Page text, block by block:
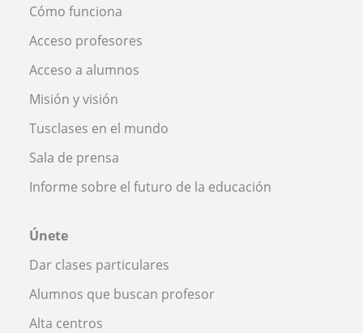
Cómo funciona
Acceso profesores
Acceso a alumnos
Misión y visión
Tusclases en el mundo
Sala de prensa
Informe sobre el futuro de la educación
Únete
Dar clases particulares
Alumnos que buscan profesor
Alta centros